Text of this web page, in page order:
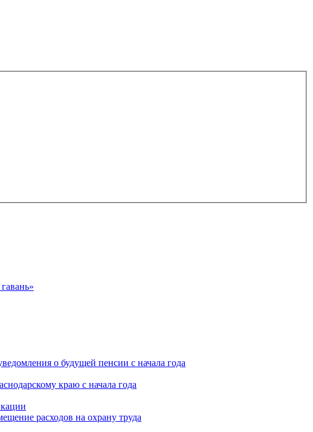
о будущей пенсии с начала года
краю с начала года
расходов на охрану труда